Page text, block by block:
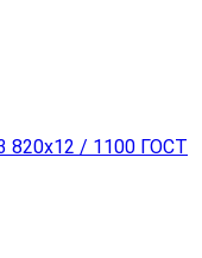
820x12 / 1100 ГОСТ